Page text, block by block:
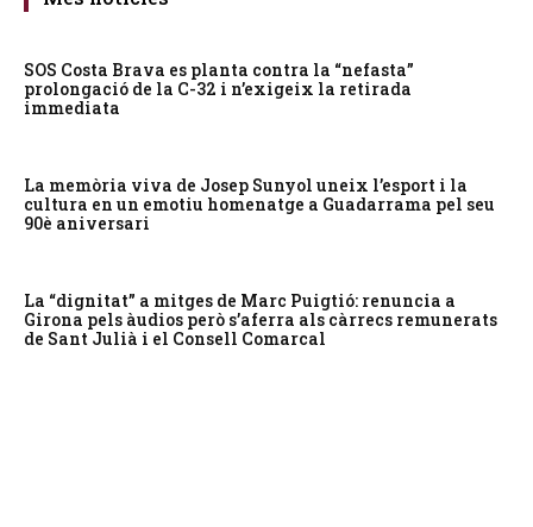
SOS Costa Brava es planta contra la “nefasta”
prolongació de la C-32 i n’exigeix la retirada
immediata
La memòria viva de Josep Sunyol uneix l’esport i la
cultura en un emotiu homenatge a Guadarrama pel seu
90è aniversari
La “dignitat” a mitges de Marc Puigtió: renuncia a
Girona pels àudios però s’aferra als càrrecs remunerats
de Sant Julià i el Consell Comarcal